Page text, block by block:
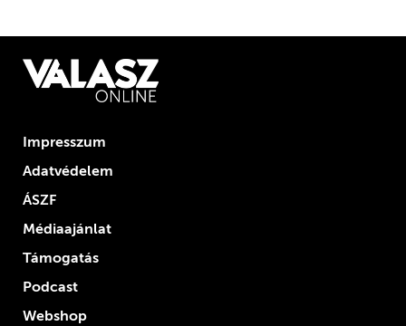
Impresszum
Adatvédelem
ÁSZF
Médiaajánlat
Támogatás
Podcast
Webshop